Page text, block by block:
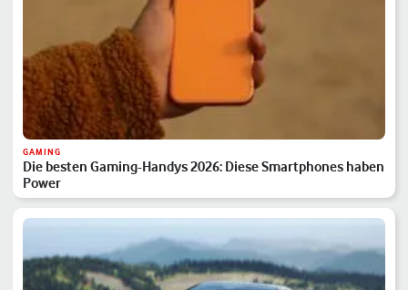
GAMING
Die besten Gaming-Handys 2026: Diese Smartphones haben
Power